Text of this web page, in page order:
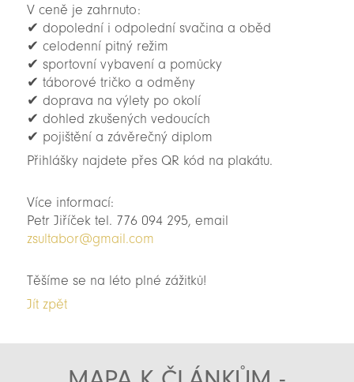
V ceně je zahrnuto:
✔ dopolední i odpolední svačina a oběd
✔ celodenní pitný režim
✔ sportovní vybavení a pomůcky
✔ táborové tričko a odměny
✔ doprava na výlety po okolí
✔ dohled zkušených vedoucích
✔ pojištění a závěrečný diplom
Přihlášky najdete přes QR kód na plakátu.
Více informací:
Petr Jiříček tel. 776 094 295, email
zsultabor@gmail.com
Těšíme se na léto plné zážitků!
Jít zpět